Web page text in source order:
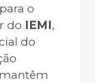
para o
do IEMI,
do